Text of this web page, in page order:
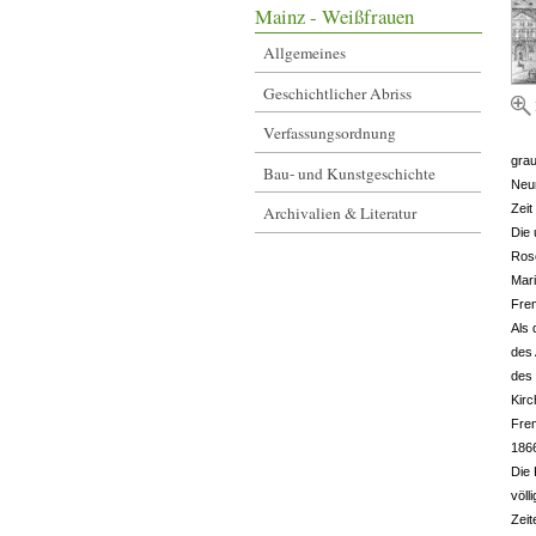
Mainz - Weißfrauen
Allgemeines
Geschichtlicher Abriss
Verfassungsordnung
Bau- und Kunstgeschichte
Archivalien & Literatur
Zeit
Die
Als
des
des
Die